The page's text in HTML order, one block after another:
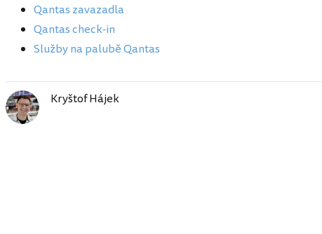
Qantas zavazadla
Qantas check-in
Služby na palubě Qantas
Kryštof Hájek